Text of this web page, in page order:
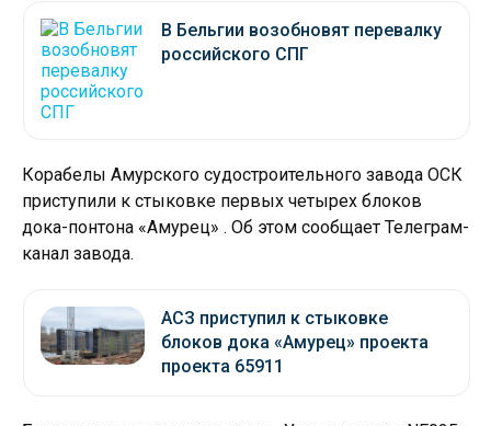
В Бельгии возобновят перевалку
российского СПГ
Корабелы Амурского судостроительного завода ОСК
приступили к стыковке первых четырех блоков
дока-понтона «Амурец» . Об этом сообщает Телеграм-
канал завода.
АСЗ приступил к стыковке
блоков дока «Амурец» проекта
проекта 65911